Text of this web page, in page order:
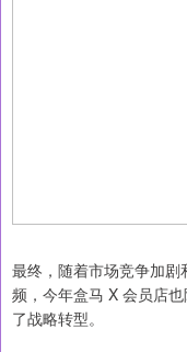
最终，随着市场竞争加
频，今年盒马 X 会员店
了战略转型。